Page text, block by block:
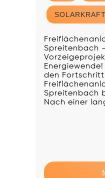
Spreitenbach -
den
Spreitenbach
Nach einer